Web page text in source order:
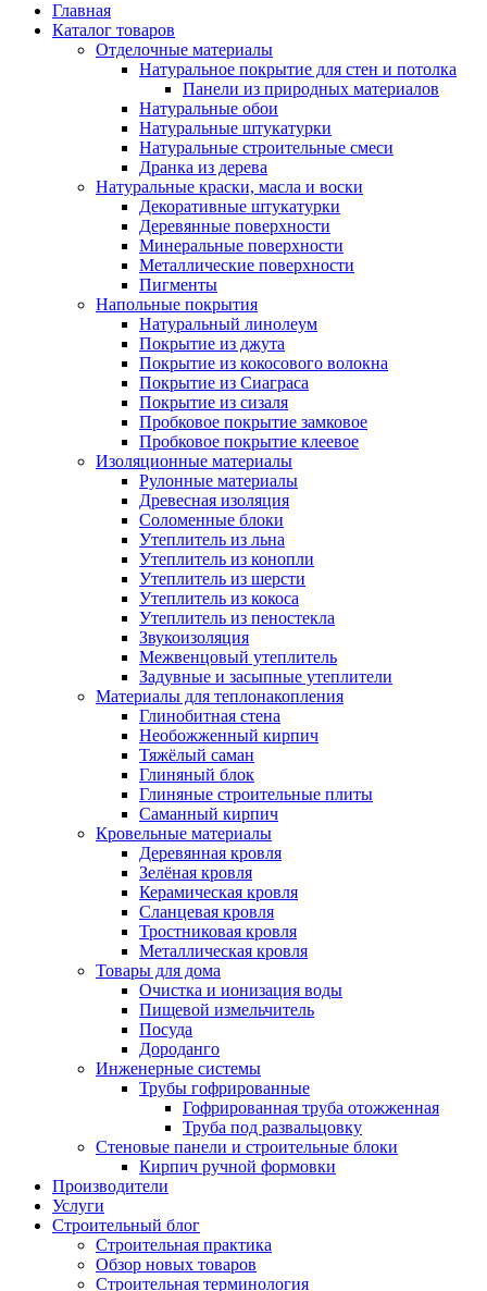
Главная
Каталог товаров
Отделочные материалы
Натуральное покрытие для стен и потолка
Панели из природных материалов
Натуральные обои
Натуральные штукатурки
Натуральные строительные смеси
Дранка из дерева
Натуральные краски, масла и воски
Декоративные штукатурки
Деревянные поверхности
Минеральные поверхности
Металлические поверхности
Пигменты
Напольные покрытия
Натуральный линолеум
Покрытие из джута
Покрытие из кокосового волокна
Покрытие из Сиаграса
Покрытие из сизаля
Пробковое покрытие замковое
Пробковое покрытие клеевое
Изоляционные материалы
Рулонные материалы
Древесная изоляция
Соломенные блоки
Утеплитель из льна
Утеплитель из конопли
Утеплитель из шерсти
Утеплитель из кокоса
Утеплитель из пеностекла
Звукоизоляция
Межвенцовый утеплитель
Задувные и засыпные утеплители
Материалы для теплонакопления
Глинобитная стена
Необожженный кирпич
Тяжёлый саман
Глиняный блок
Глиняные строительные плиты
Саманный кирпич
Кровельные материалы
Деревянная кровля
Зелёная кровля
Керамическая кровля
Сланцевая кровля
Тростниковая кровля
Металлическая кровля
Товары для дома
Очистка и ионизация воды
Пищевой измельчитель
Посуда
Дороданго
Инженерные системы
Трубы гофрированные
Гофрированная труба отожженная
Труба под развальцовку
Стеновые панели и строительные блоки
Кирпич ручной формовки
Производители
Услуги
Строительный блог
Строительная практика
Обзор новых товаров
Строительная терминология